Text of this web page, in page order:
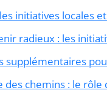
initiatives locales
radieux : les
supplémentaires
des chemins : le